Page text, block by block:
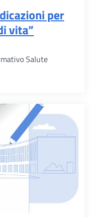
per
vita”
Salute